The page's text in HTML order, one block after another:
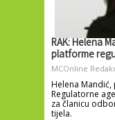
RAK: Helena
platforme
MCOnline
Helena
Regulatorne
za članicu
tijela.